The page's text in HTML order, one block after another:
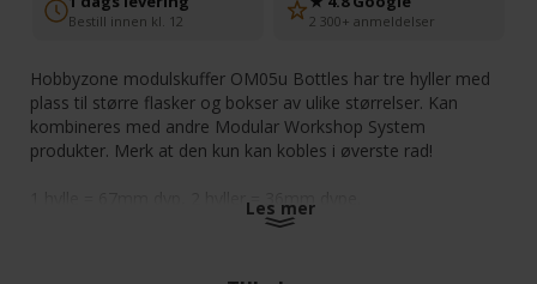
Bestill innen kl. 12 2 300+ anmeldelser
Hobbyzone modulskuffer OM05u Bottles har tre hyller med
plass til større flasker og bokser av ulike størrelser. Kan
kombineres med andre Modular Workshop System
produkter. Merk at den kun kan kobles i øverste rad!
1 hylle = 67mm dyp, 2 hyller = 36mm dype.
Les mer